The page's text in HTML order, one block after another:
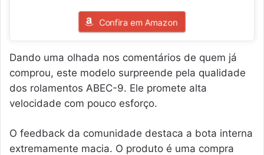
Confira em Amazon
Dando uma olhada nos comentários de quem já
comprou, este modelo surpreende pela qualidade
dos rolamentos ABEC-9. Ele promete alta
velocidade com pouco esforço.
O feedback da comunidade destaca a bota interna
extremamente macia. O produto é uma compra